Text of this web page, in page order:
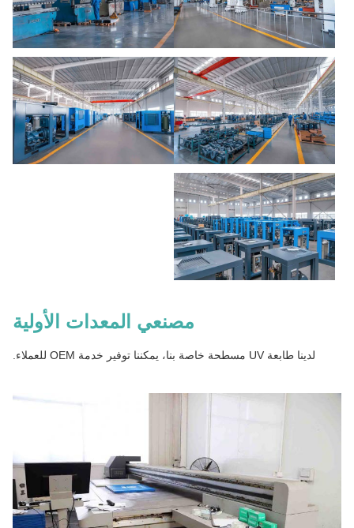
مصنعي المعدات الأولية
لدينا طابعة UV مسطحة خاصة بنا، يمكننا توفير خدمة OEM للعملاء.